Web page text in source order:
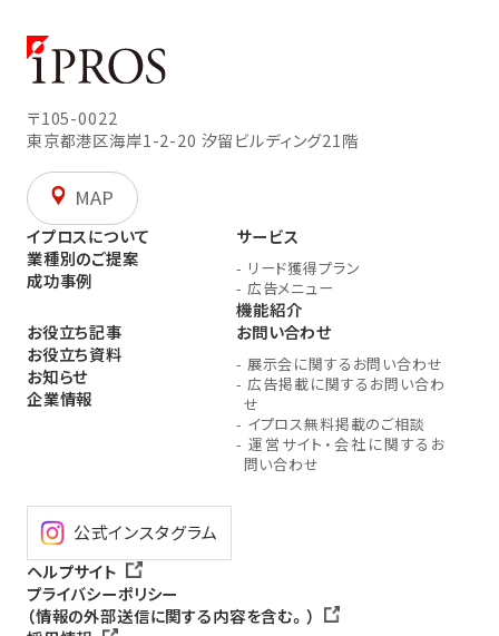
〒105-0022
東京都港区海岸1-2-20 汐留ビルディング21階
MAP
イプロスについて
業種別のご提案
成功事例
サービス
- リード獲得プラン
- 広告メニュー
機能紹介
お役立ち記事
お役立ち資料
お知らせ
企業情報
お問い合わせ
- 展示会に関するお問い合わせ
- 広告掲載に関するお問い合わ
せ
- イプロス無料掲載のご相談
- 運営サイト・会社に関するお
問い合わせ
公式インスタグラム
ヘルプサイト
プライバシーポリシー
（情報の外部送信に関する内容を含む。）